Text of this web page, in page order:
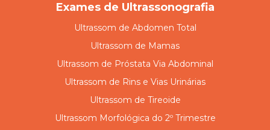
Exames de Ultrassonografia
Ultrassom de Abdomen Total
Ultrassom de Mamas
Ultrassom de Próstata Via Abdominal
Ultrassom de Rins e Vias Urinárias
Ultrassom de Tireoide
Ultrassom Morfológica do 2º Trimestre